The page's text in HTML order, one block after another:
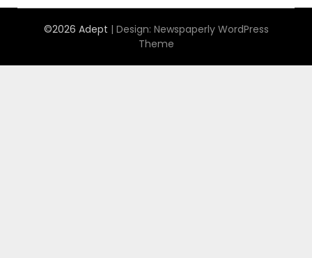
©2026 Adept | Design: Newspaperly WordPress
Theme